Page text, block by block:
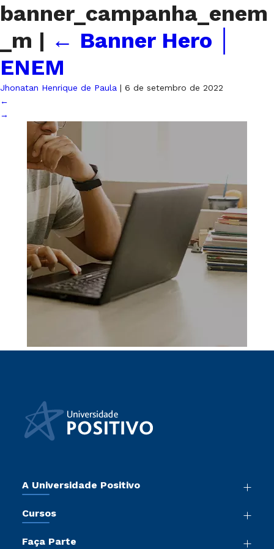
banner_campanha_enem
_m | ← Banner Hero │
ENEM
Jhonatan Henrique de Paula | 6 de setembro de 2022
←
→
A Universidade Positivo
Sala de Imprensa
Cursos
Pós-Graduação
Faça Parte